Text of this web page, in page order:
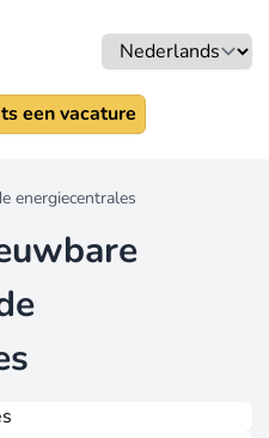
een vacature
energiecentrales